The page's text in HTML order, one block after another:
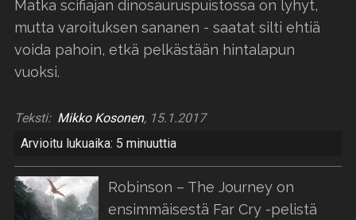
Matka scifiajan dinosauruspuistossa on lyhyt,
mutta varoituksen sananen - saatat silti ehtiä
voida pahoin, etkä pelkästään hintalapun
vuoksi.
Teksti: Mikko Kosonen, 15.1.2017
Arvioitu lukuaika: 5 minuuttia
Robinson – The Journey on
ensimmäisestä Far Cry -pelistä